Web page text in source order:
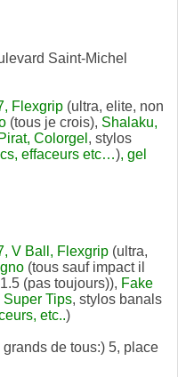
Saint-Michel
Flexgrip (ultra, elite, non
(tous je crois), Shalaku,
Colorgel , stylos
effaceurs etc…), gel
V Ball, Flexgrip (ultra,
(tous sauf impact il
(pas toujours)), Fake
Tips, stylos banals
etc..)
de tous:) 5, place